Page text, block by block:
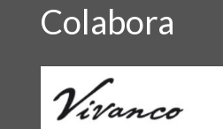
Colabora